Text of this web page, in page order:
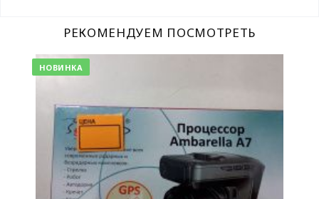
РЕКОМЕНДУЕМ ПОСМОТРЕТЬ
НОВИНКА